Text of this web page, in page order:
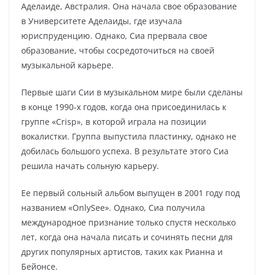
Аделаиде, Австралия. Она начала свое образование
в Университете Аделаиды, где изучала
юриспруденцию. Однако, Сиа прервала свое
образование, чтобы сосредоточиться на своей
музыкальной карьере.
Первые шаги Сии в музыкальном мире были сделаны
в конце 1990-х годов, когда она присоединилась к
группе «Crisp», в которой играла на позиции
вокалистки. Группа выпустила пластинку, однако не
добилась большого успеха. В результате этого Сиа
решила начать сольную карьеру.
Ее первый сольный альбом выпущен в 2001 году под
названием «OnlySee». Однако, Сиа получила
международное признание только спустя несколько
лет, когда она начала писать и сочинять песни для
других популярных артистов, таких как Рианна и
Бейонсе.